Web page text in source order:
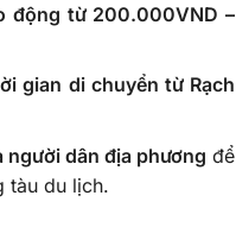
động từ 200.000VND –
gian di chuyển từ Rạch
dân địa phương để
tàu du lịch.